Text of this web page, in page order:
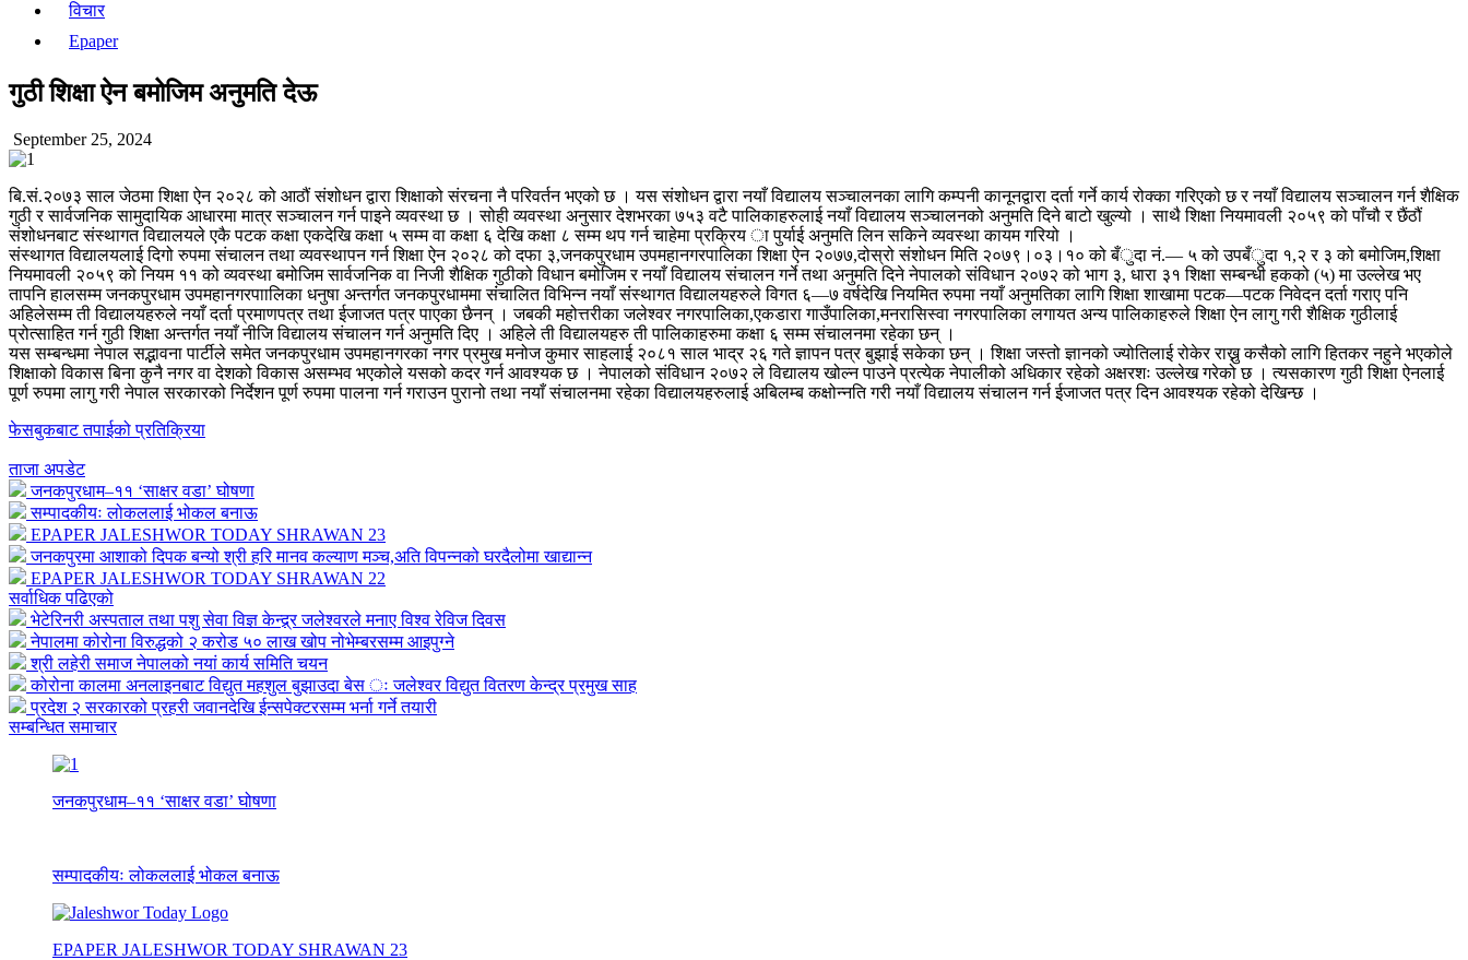
विचार
Epaper
गुठी शिक्षा ऐन बमोजिम अनुमति देऊ
September 25, 2024
बि.सं.२०७३ साल जेठमा शिक्षा ऐन २०२८ को आठौं संशोधन द्वारा शिक्षाको संरचना नै परिवर्तन भएको छ । यस संशोधन द्वारा नयाँ विद्यालय सञ्चालनका लागि कम्पनी कानूनद्वारा दर्ता गर्ने कार्य रोक्का गरिएको छ र नयाँ विद्यालय सञ्चालन गर्न शैक्षिक
गुठी र सार्वजनिक सामुदायिक आधारमा मात्र सञ्चालन गर्न पाइने व्यवस्था छ । सोही व्यवस्था अनुसार देशभरका ७५३ वटै पालिकाहरुलाई नयाँ विद्यालय सञ्चालनको अनुमति दिने बाटो खुल्यो । साथै शिक्षा नियमावली २०५९ को पाँचौ र छैंठौं
संशोधनबाट संस्थागत विद्यालयले एकै पटक कक्षा एकदेखि कक्षा ५ सम्म वा कक्षा ६ देखि कक्षा ८ सम्म थप गर्न चाहेमा प्रक्रिय ा पुर्याई अनुमति लिन सकिने व्यवस्था कायम गरियो ।
संस्थागत विद्यालयलाई दिगो रुपमा संचालन तथा व्यवस्थापन गर्न शिक्षा ऐन २०२८ को दफा ३,जनकपुरधाम उपमहानगरपालिका शिक्षा ऐन २०७७,दोस्रो संशोधन मिति २०७९।०३।१० को बँुदा नं.— ५ को उपबँुदा १,२ र ३ को बमोजिम,शिक्षा
नियमावली २०५९ को नियम ११ को व्यवस्था बमोजिम सार्वजनिक वा निजी शैक्षिक गुठीको विधान बमोजिम र नयाँ विद्यालय संचालन गर्ने तथा अनुमति दिने नेपालको संविधान २०७२ को भाग ३, धारा ३१ शिक्षा सम्बन्धी हकको (५) मा उल्लेख भए
तापनि हालसम्म जनकपुरधाम उपमहानगरपाालिका धनुषा अन्तर्गत जनकपुरधाममा संंचालित विभिन्न नयाँ संंस्थागत विद्यालयहरुले विगत ६—७ वर्षदेखि नियमित रुपमा नयाँ अनुमतिका लागि शिक्षा शाखामा पटक—पटक निवेदन दर्ता गराए पनि
अहिलेसम्म ती विद्यालयहरुले नयाँ दर्ता प्रमाणपत्र तथा ईजाजत पत्र पाएका छैनन् । जबकी महोत्तरीका जलेश्वर नगरपालिका,एकडारा गाउँपालिका,मनरासिस्वा नगरपालिका लगायत अन्य पालिकाहरुले शिक्षा ऐन लागु गरी शैक्षिक गुठीलाई
प्रोत्साहित गर्न गुठी शिक्षा अन्तर्गत नयाँ नीजि विद्यालय संचालन गर्न अनुमति दिए । अहिले ती विद्यालयहरु ती पालिकाहरुमा कक्षा ६ सम्म संचालनमा रहेका छन् ।
यस सम्बन्धमा नेपाल सद्भावना पार्टीले समेत जनकपुरधाम उपमहानगरका नगर प्रमुख मनोज कुमार साहलाई २०८१ साल भाद्र २६ गते ज्ञापन पत्र बुझाई सकेका छन् । शिक्षा जस्तो ज्ञानको ज्योतिलाई रोकेर राख्नु कसैको लागि हितकर नहुने भएकोले
शिक्षाको विकास बिना कुनै नगर वा देशको विकास असम्भव भएकोले यसको कदर गर्न आवश्यक छ । नेपालको संविधान २०७२ ले विद्यालय खोल्न पाउने प्रत्येक नेपालीको अधिकार रहेको अक्षरशः उल्लेख गरेको छ । त्यसकारण गुठी शिक्षा ऐनलाई
पूर्ण रुपमा लागु गरी नेपाल सरकारको निर्देशन पूर्ण रुपमा पालना गर्न गराउन पुरानो तथा नयाँ संचालनमा रहेका विद्यालयहरुलाई अबिलम्ब कक्षोन्नति गरी नयाँ विद्यालय संचालन गर्न ईजाजत पत्र दिन आवश्यक रहेको देखिन्छ ।
फेसबुकबाट तपाईको प्रतिक्रिया
ताजा अपडेट
जनकपुरधाम–११ ‘साक्षर वडा’ घोषणा
सम्पादकीयः लोकललाई भोकल बनाऊ
EPAPER JALESHWOR TODAY SHRAWAN 23
जनकपुरमा आशाको दिपक बन्यो श्री हरि मानव कल्याण मञ्च,अति विपन्नको घरदैलोमा खाद्यान्न
EPAPER JALESHWOR TODAY SHRAWAN 22
सर्वाधिक पढिएको
भेटेरिनरी अस्पताल तथा पशु सेवा विज्ञ केन्द्र्र जलेश्वरले मनाए विश्व रेविज दिवस
नेपालमा कोरोना विरुद्धको २ करोड ५० लाख खोप नोभेम्बरसम्म आइपुग्ने
श्री लहेरी समाज नेपालको नयां कार्य समिति चयन
कोरोना कालमा अनलाइनबाट विद्युत महशुल बुझाउदा बेस ः जलेश्वर विद्युत वितरण केन्द्र प्रमुख साह
प्रदेश २ सरकारको प्रहरी जवानदेखि ईन्सपेक्टरसम्म भर्ना गर्ने तयारी
सम्बन्धित समाचार
जनकपुरधाम–११ ‘साक्षर वडा’ घोषणा
सम्पादकीयः लोकललाई भोकल बनाऊ
EPAPER JALESHWOR TODAY SHRAWAN 23